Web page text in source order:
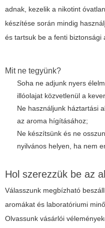
adnak, kezelik a nikotint
készítése során mindig
és tartsuk be a fenti biztonsági
Mit ne tegyünk?
Soha ne adjunk nyers
illóolajat közvetlenül a
Ne használjunk háztartási
az aroma hígításához;
Ne készítsünk és ne
nyilvános helyen, ha nem
Hol szerezzük be az
Válasszunk megbízható
aromákat és laboratóriumi
Olvassunk vásárlói